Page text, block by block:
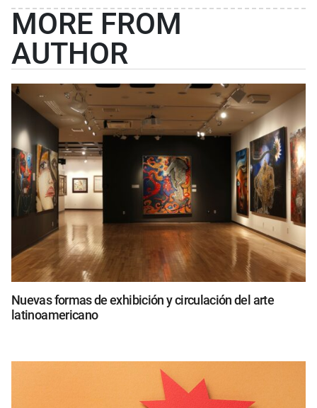
MORE FROM
AUTHOR
Nuevas formas de exhibición y circulación del arte
latinoamericano